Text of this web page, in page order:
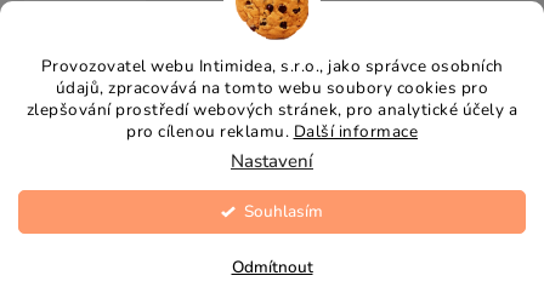
Provozovatel webu Intimidea, s.r.o., jako správce osobních
údajů, zpracovává na tomto webu soubory cookies pro
zlepšování prostředí webových stránek, pro analytické účely a
pro cílenou reklamu. Další informace
Nastavení
Odmítnout
Souhlasím
Vytvořil Shoptet
Intimidea . Všechna práva vyhrazena.
Upravit nastavení cookies